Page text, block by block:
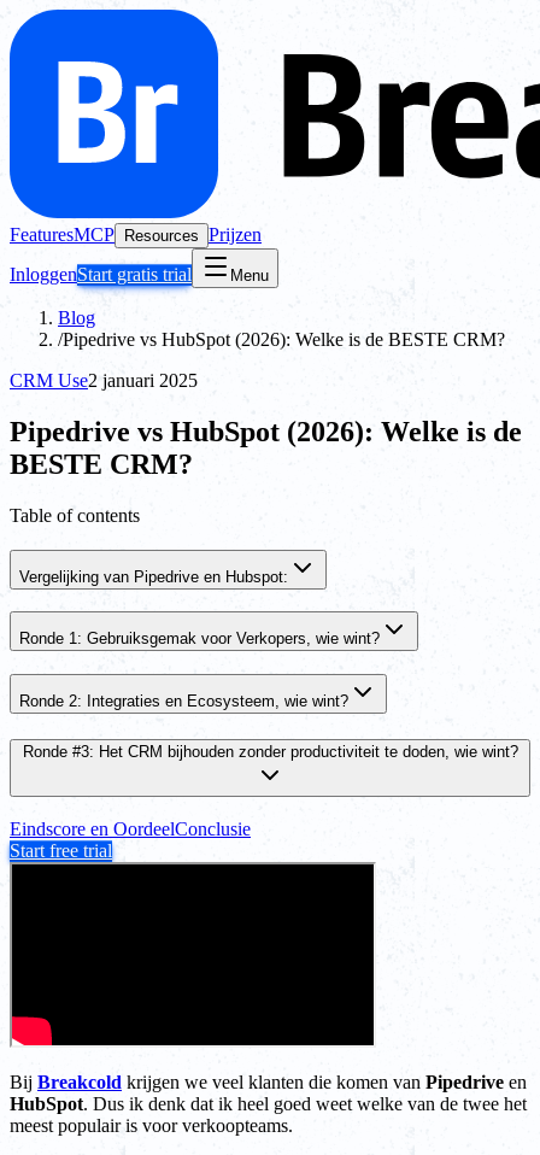
FeaturesMCP Resources Prijzen
InloggenStart gratis trial Menu
Blog
/Pipedrive vs HubSpot (2026): Welke is de BESTE CRM?
CRM Use2 januari 2025
Pipedrive vs HubSpot (2026): Welke is de
BESTE CRM?
Table of contents
Vergelijking van Pipedrive en Hubspot:
Ronde 1: Gebruiksgemak voor Verkopers, wie wint?
Ronde 2: Integraties en Ecosysteem, wie wint?
Ronde #3: Het CRM bijhouden zonder productiviteit te doden, wie wint?
Eindscore en OordeelConclusie
Start free trial
Bij Breakcold krijgen we veel klanten die komen van Pipedrive en
HubSpot. Dus ik denk dat ik heel goed weet welke van de twee het
meest populair is voor verkoopteams.